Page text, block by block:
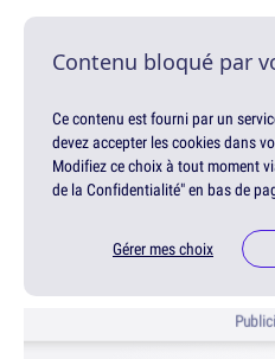
Contenu bloqué par
Ce contenu est fourni par un
devez accepter les cookies dans
Modifiez ce choix à tout moment
de la Confidentialité" en bas de
Gérer mes choix